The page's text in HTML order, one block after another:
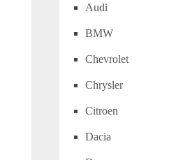
Audi
BMW
Chevrolet
Chrysler
Citroen
Dacia